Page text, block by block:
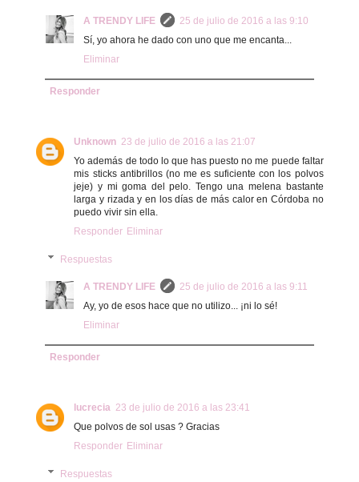
A TRENDY LIFE
25 de julio de 2016 a las 9:10
Sí, yo ahora he dado con uno que me encanta...
Eliminar
Responder
Unknown 23 de julio de 2016 a las 21:07
Yo además de todo lo que has puesto no me puede faltar
mis sticks antibrillos (no me es suficiente con los polvos
jeje) y mi goma del pelo. Tengo una melena bastante
larga y rizada y en los días de más calor en Córdoba no
puedo vivir sin ella.
Responder Eliminar
Respuestas
A TRENDY LIFE
25 de julio de 2016 a las 9:11
Ay, yo de esos hace que no utilizo... ¡ni lo sé!
Eliminar
Responder
lucrecia 23 de julio de 2016 a las 23:41
Que polvos de sol usas ? Gracias
Responder Eliminar
Respuestas